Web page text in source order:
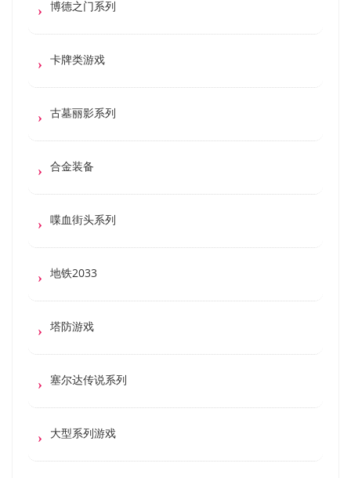
博德之门系列
卡牌类游戏
古墓丽影系列
合金装备
喋血街头系列
地铁2033
塔防游戏
塞尔达传说系列
大型系列游戏